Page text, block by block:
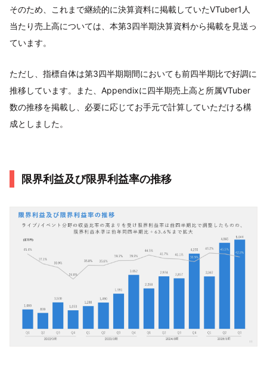
そのため、これまで継続的に決算資料に掲載していたVTuber1人
当たり売上高については、本第3四半期決算資料から掲載を見送っ
ています。
ただし、指標自体は第3四半期期間においても前四半期比で好調に
推移しています。また、Appendixに四半期売上高と所属VTuber
数の推移を掲載し、必要に応じてお手元で計算していただける構
成としました。
限界利益及び限界利益率の推移